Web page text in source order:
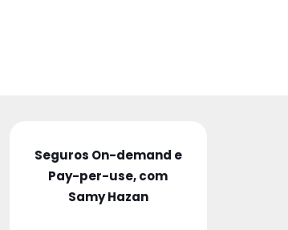
Seguros On-demand e
Pay-per-use, com
Samy Hazan